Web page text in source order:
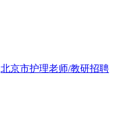
北京市护理老师/教研招聘